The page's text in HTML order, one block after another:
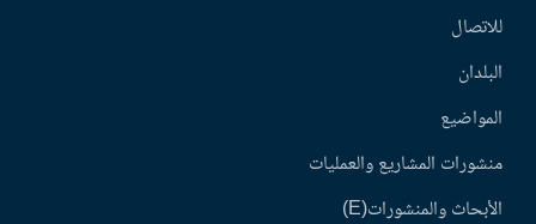
للاتصال
البلدان
المواضيع
منشورات المشاريع والعمليات
الأبحاث والمنشورات(E)